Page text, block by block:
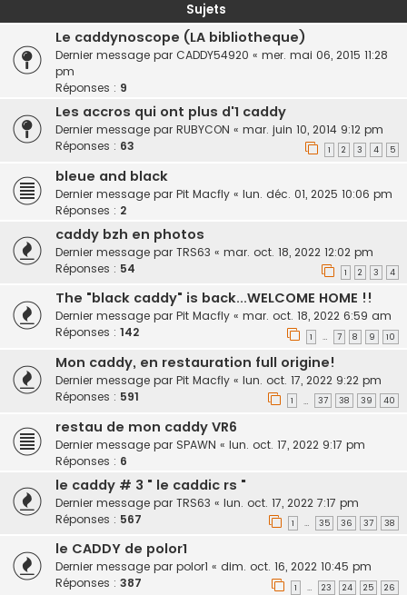
Sujets
Le caddynoscope (LA bibliotheque)
Dernier message par CADDY54920 « mer. mai 06, 2015 11:28
pm
Réponses : 9
Les accros qui ont plus d'1 caddy
Dernier message par RUBYCON « mar. juin 10, 2014 9:12 pm
Réponses : 63 1 2 3 4 5
bleue and black
Dernier message par Pit Macfly « lun. déc. 01, 2025 10:06 pm
Réponses : 2
caddy bzh en photos
Dernier message par TRS63 « mar. oct. 18, 2022 12:02 pm
Réponses : 54 1 2 3 4
The "black caddy" is back...WELCOME HOME !!
Dernier message par Pit Macfly « mar. oct. 18, 2022 6:59 am
Réponses : 142 1 … 7 8 9 10
Mon caddy, en restauration full origine!
Dernier message par Pit Macfly « lun. oct. 17, 2022 9:22 pm
Réponses : 591 1 … 37 38 39 40
restau de mon caddy VR6
Dernier message par SPAWN « lun. oct. 17, 2022 9:17 pm
Réponses : 6
le caddy # 3 " le caddic rs "
Dernier message par TRS63 « lun. oct. 17, 2022 7:17 pm
Réponses : 567 1 … 35 36 37 38
le CADDY de polor1
Dernier message par polor1 « dim. oct. 16, 2022 10:45 pm
Réponses : 387 1 … 23 24 25 26